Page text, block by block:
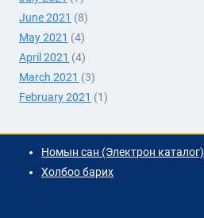
June 2021 (8)
May 2021 (4)
April 2021 (4)
March 2021 (3)
February 2021 (1)
Номын сан (Электрон каталог)
Холбоо барих